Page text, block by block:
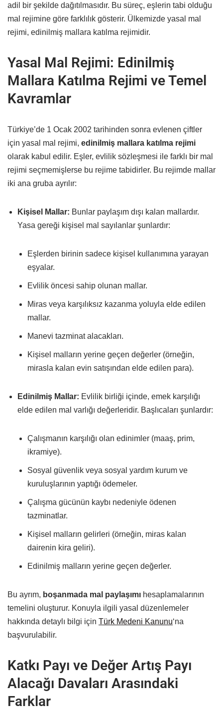
adil bir şekilde dağıtılmasıdır. Bu süreç, eşlerin tabi olduğu
mal rejimine göre farklılık gösterir. Ülkemizde yasal mal
rejimi, edinilmiş mallara katılma rejimidir.
Yasal Mal Rejimi: Edinilmiş
Mallara Katılma Rejimi ve Temel
Kavramlar
Türkiye’de 1 Ocak 2002 tarihinden sonra evlenen çiftler
için yasal mal rejimi, edinilmiş mallara katılma rejimi
olarak kabul edilir. Eşler, evlilik sözleşmesi ile farklı bir mal
rejimi seçmemişlerse bu rejime tabidirler. Bu rejimde mallar
iki ana gruba ayrılır:
Kişisel Mallar: Bunlar paylaşım dışı kalan mallardır.
Yasa gereği kişisel mal sayılanlar şunlardır:
Eşlerden birinin sadece kişisel kullanımına yarayan
eşyalar.
Evlilik öncesi sahip olunan mallar.
Miras veya karşılıksız kazanma yoluyla elde edilen
mallar.
Manevi tazminat alacakları.
Kişisel malların yerine geçen değerler (örneğin,
mirasla kalan evin satışından elde edilen para).
Edinilmiş Mallar: Evlilik birliği içinde, emek karşılığı
elde edilen mal varlığı değerleridir. Başlıcaları şunlardır:
Çalışmanın karşılığı olan edinimler (maaş, prim,
ikramiye).
Sosyal güvenlik veya sosyal yardım kurum ve
kuruluşlarının yaptığı ödemeler.
Çalışma gücünün kaybı nedeniyle ödenen
tazminatlar.
Kişisel malların gelirleri (örneğin, miras kalan
dairenin kira geliri).
Edinilmiş malların yerine geçen değerler.
Bu ayrım, boşanmada mal paylaşımı hesaplamalarının
temelini oluşturur. Konuyla ilgili yasal düzenlemeler
hakkında detaylı bilgi için Türk Medeni Kanunu‘na
başvurulabilir.
Katkı Payı ve Değer Artış Payı
Alacağı Davaları Arasındaki
Farklar